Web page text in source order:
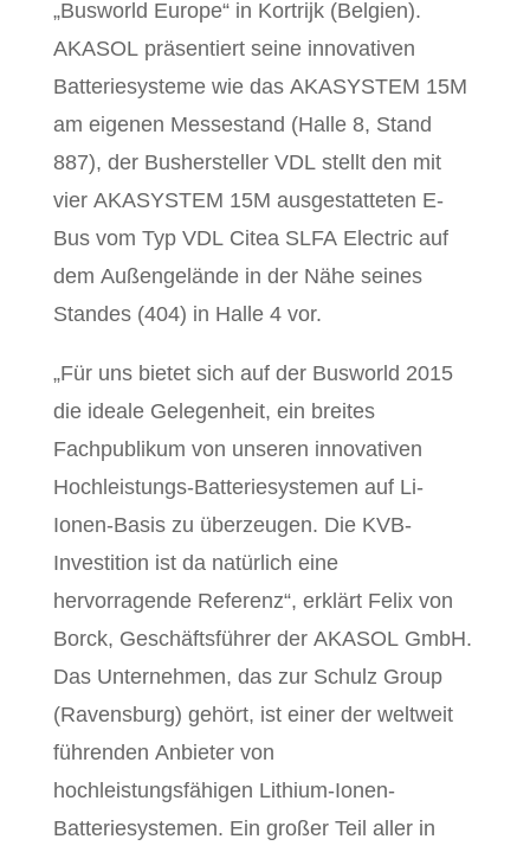
„Busworld Europe“ in Kortrijk (Belgien).
AKASOL präsentiert seine innovativen
Batteriesysteme wie das AKASYSTEM 15M
am eigenen Messestand (Halle 8, Stand
887), der Bushersteller VDL stellt den mit
vier AKASYSTEM 15M ausgestatteten E-
Bus vom Typ VDL Citea SLFA Electric auf
dem Außengelände in der Nähe seines
Standes (404) in Halle 4 vor.
„Für uns bietet sich auf der Busworld 2015
die ideale Gelegenheit, ein breites
Fachpublikum von unseren innovativen
Hochleistungs-Batteriesystemen auf Li-
Ionen-Basis zu überzeugen. Die KVB-
Investition ist da natürlich eine
hervorragende Referenz“, erklärt Felix von
Borck, Geschäftsführer der AKASOL GmbH.
Das Unternehmen, das zur Schulz Group
(Ravensburg) gehört, ist einer der weltweit
führenden Anbieter von
hochleistungsfähigen Lithium-Ionen-
Batteriesystemen. Ein großer Teil aller in